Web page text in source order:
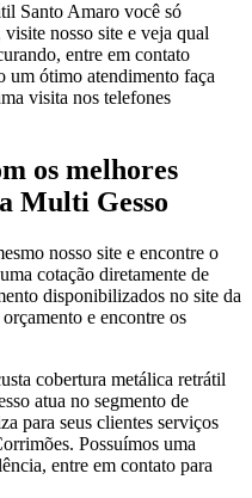
Santo Amaro você só
nosso site e veja qual
entre em contato
um ótimo atendimento faça
visita nos telefones
os melhores
Multi Gesso
nosso site e encontre o
cotação diretamente de
disponibilizados no site da
e encontre os
cobertura metálica retrátil
atua no segmento de
para seus clientes serviços
Possuímos uma
entre em contato para